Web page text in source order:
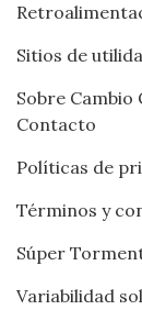
Sitios de
Sobre Cambio
Contacto
Políticas de
Términos y
Súper
Variabilidad